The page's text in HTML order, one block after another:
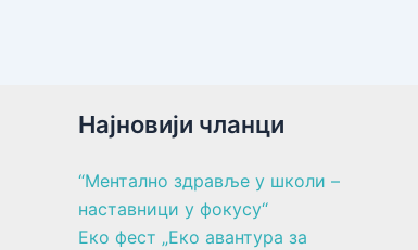
Најновији чланци
“Ментално здравље у школи –
наставници у фокусу“
Еко фест „Еко авантура за